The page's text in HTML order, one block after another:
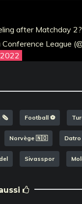
after Matchday
League
🗞️ Football ⚽️
Norvège 🇳🇴
Sivasspor